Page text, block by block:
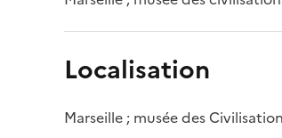
Localisation
Marseille ; musée des